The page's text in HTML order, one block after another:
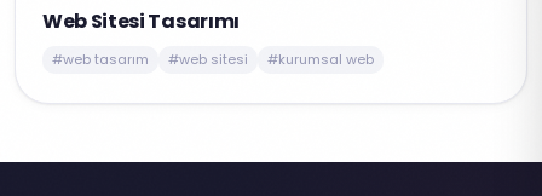
Web Sitesi Tasarımı
#web tasarım #web sitesi #kurumsal web